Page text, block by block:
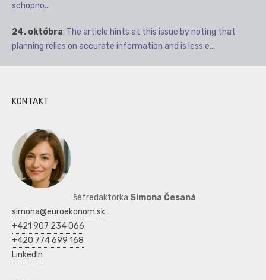
schopno...
24. októbra: The article hints at this issue by noting that
planning relies on accurate information and is less e...
KONTAKT
šéfredaktorka Simona Česaná
simona@euroekonom.sk
+421 907 234 066
+420 774 699 168
LinkedIn